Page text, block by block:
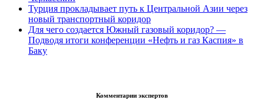
Турция прокладывает путь к Центральной Азии через
новый транспортный коридор
Для чего создается Южный газовый коридор? —
Подводя итоги конференции «Нефть и газ Каспия» в
Баку
Комментарии экспертов